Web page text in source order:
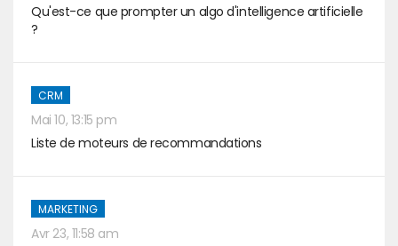
Qu'est-ce que prompter un algo d'intelligence artificielle
?
CRM
Mai 10, 13:15 pm
Liste de moteurs de recommandations
MARKETING
Avr 23, 11:58 am